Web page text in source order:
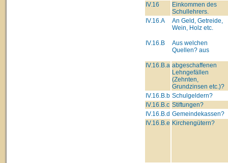
IV.16
Einkommen des
Schullehrers.
IV.16.A
An Geld, Getreide,
Wein, Holz etc.
IV.16.B
Aus welchen
Quellen? aus
IV.16.B.a abgeschaffenen
Lehngefällen
(Zehnten,
Grundzinsen etc.)?
IV.16.B.b Schulgeldern?
IV.16.B.c Stiftungen?
IV.16.B.d Gemeindekassen?
IV.16.B.e Kirchengütern?